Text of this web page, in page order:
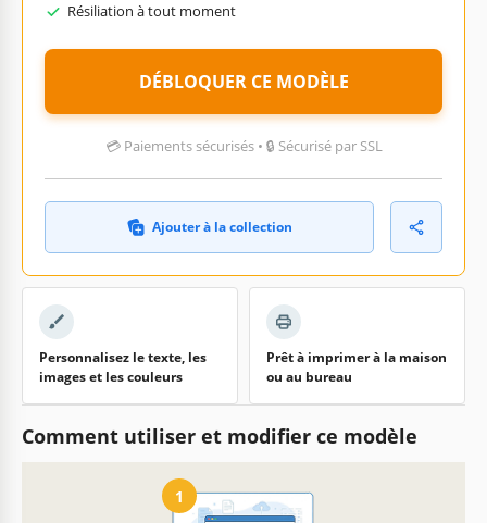
Résiliation à tout moment
DÉBLOQUER CE MODÈLE
💳 Paiements sécurisés • 🔒 Sécurisé par SSL
Ajouter à la collection
Personnalisez le texte, les
images et les couleurs
Prêt à imprimer à la maison
ou au bureau
Comment utiliser et modifier ce modèle
1